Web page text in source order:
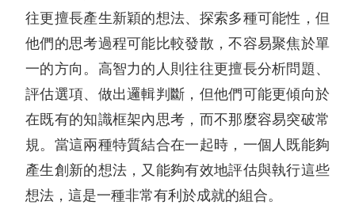
往更擅長產生新穎的想法、探索多種可能性，但
他們的思考過程可能比較發散，不容易聚焦於單
一的方向。高智力的人則往往更擅長分析問題、
評估選項、做出邏輯判斷，但他們可能更傾向於
在既有的知識框架內思考，而不那麼容易突破常
規。當這兩種特質結合在一起時，一個人既能夠
產生創新的想法，又能夠有效地評估與執行這些
想法，這是一種非常有利於成就的組合。